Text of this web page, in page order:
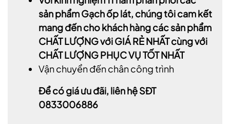
sản phẩm Gạch ốp lát, chúng tôi cam kết
mang đến cho khách hàng các sản phẩm
CHẤT LƯỢNG với GIÁ RẺ NHẤT cùng với
CHẤT LƯỢNG PHỤC VỤ TỐT NHẤT
Vận chuyển đến chân công trình
Để có giá ưu đãi, liên hệ SĐT
0833006886